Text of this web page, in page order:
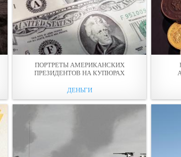
ПОРТРЕТЫ АМЕРИКАНСКИХ
ПРЕЗИДЕНТОВ НА КУПЮРАХ
ДЕНЬГИ